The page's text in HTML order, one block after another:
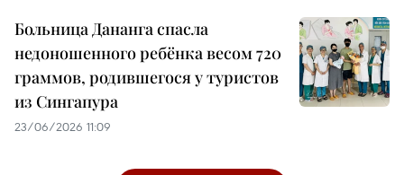
Больница Дананга спасла
недоношенного ребёнка весом 720
граммов, родившегося у туристов
из Сингапура
23/06/2026 11:09